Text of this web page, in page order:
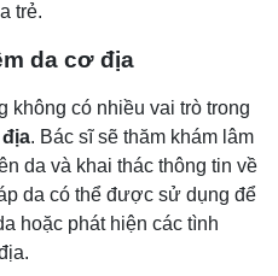
trẻ.
da cơ địa
không có nhiều vai trò trong
. Bác sĩ sẽ thăm khám lâm
da và khai thác thông tin về
da có thể được sử dụng để
hoặc phát hiện các tình